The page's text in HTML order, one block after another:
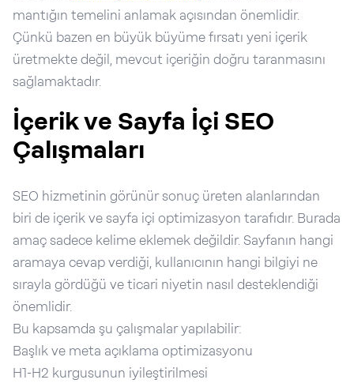
mantığın temelini anlamak açısından önemlidir.
Çünkü bazen en büyük büyüme fırsatı yeni içerik
üretmekte değil, mevcut içeriğin doğru taranmasını
sağlamaktadır.
İçerik ve Sayfa İçi SEO
Çalışmaları
SEO hizmetinin görünür sonuç üreten alanlarından
biri de içerik ve sayfa içi optimizasyon tarafıdır. Burada
amaç sadece kelime eklemek değildir. Sayfanın hangi
aramaya cevap verdiği, kullanıcının hangi bilgiyi ne
sırayla gördüğü ve ticari niyetin nasıl desteklendiği
önemlidir.
Bu kapsamda şu çalışmalar yapılabilir:
Başlık ve meta açıklama optimizasyonu
H1-H2 kurgusunun iyileştirilmesi